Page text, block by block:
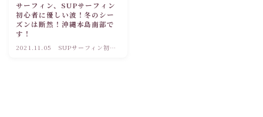
サーフィン、SUPサーフィン
初心者に優しい波！冬のシー
ズンは断然！沖縄本島南部で
す！
2021.11.05
SUPサーフィン初心